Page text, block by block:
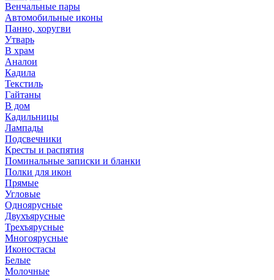
Венчальные пары
Автомобильные иконы
Панно, хоругви
Утварь
В храм
Аналои
Кадила
Текстиль
Гайтаны
В дом
Кадильницы
Лампады
Подсвечники
Кресты и распятия
Поминальные записки и бланки
Полки для икон
Прямые
Угловые
Одноярусные
Двухъярусные
Трехъярусные
Многоярусные
Иконостасы
Белые
Молочные